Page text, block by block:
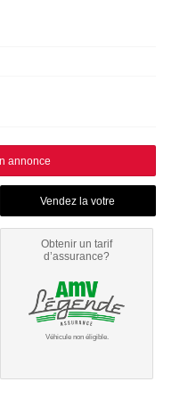
annonce
Obtenir un tarif
d’assurance?
Véhicule non éligible.